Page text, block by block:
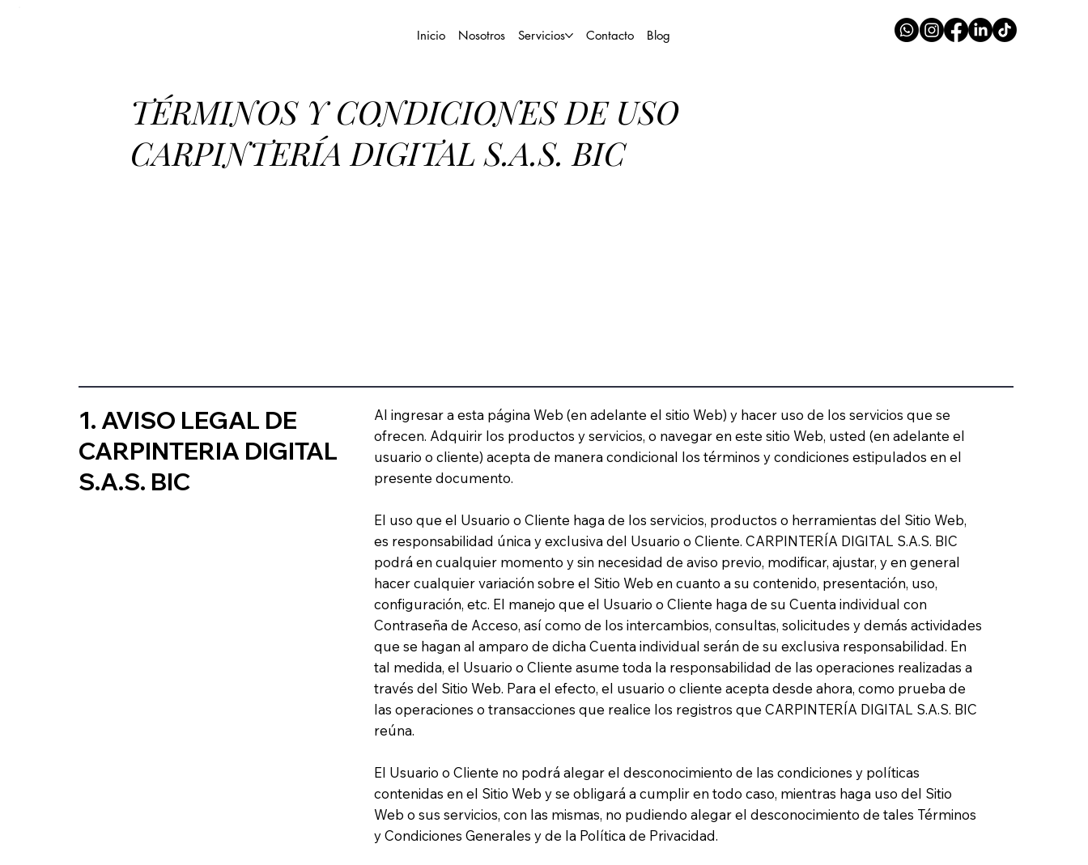
Inicio Nosotros Servicios Contacto Blog
TÉRMINOS Y CONDICIONES DE USO
CARPINTERÍA DIGITAL S.A.S. BIC
Al ingresar a esta página Web (en adelante el sitio Web) y hacer uso de los servicios que se
ofrecen. Adquirir los productos y servicios, o navegar en este sitio Web, usted (en adelante el
usuario o cliente) acepta de manera condicional los términos y condiciones estipulados en el
presente documento.
El uso que el Usuario o Cliente haga de los servicios, productos o herramientas del Sitio Web,
es responsabilidad única y exclusiva del Usuario o Cliente. CARPINTERÍA DIGITAL S.A.S. BIC
podrá en cualquier momento y sin necesidad de aviso previo, modificar, ajustar, y en general
hacer cualquier variación sobre el Sitio Web en cuanto a su contenido, presentación, uso,
configuración, etc. El manejo que el Usuario o Cliente haga de su Cuenta individual con
Contraseña de Acceso, así como de los intercambios, consultas, solicitudes y demás actividades
que se hagan al amparo de dicha Cuenta individual serán de su exclusiva responsabilidad. En
tal medida, el Usuario o Cliente asume toda la responsabilidad de las operaciones realizadas a
través del Sitio Web. Para el efecto, el usuario o cliente acepta desde ahora, como prueba de
las operaciones o transacciones que realice los registros que CARPINTERÍA DIGITAL S.A.S. BIC
reúna.
El Usuario o Cliente no podrá alegar el desconocimiento de las condiciones y políticas
contenidas en el Sitio Web y se obligará a cumplir en todo caso, mientras haga uso del Sitio
Web o sus servicios, con las mismas, no pudiendo alegar el desconocimiento de tales Términos
y Condiciones Generales y de la Política de Privacidad.
1. AVISO LEGAL DE
CARPINTERIA DIGITAL
S.A.S. BIC